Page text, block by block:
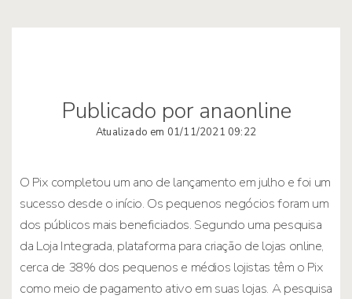
Publicado por anaonline
Atualizado em 01/11/2021 09:22
O Pix completou um ano de lançamento em julho e foi um
sucesso desde o início. Os pequenos negócios foram um
dos públicos mais beneficiados. Segundo uma pesquisa
da Loja Integrada, plataforma para criação de lojas online,
cerca de 38% dos pequenos e médios lojistas têm o Pix
como meio de pagamento ativo em suas lojas. A pesquisa